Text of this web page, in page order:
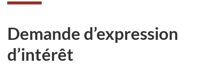
Demande d’expression
d’intérêt